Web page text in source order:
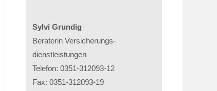
Sylvi Grundig
Beraterin Versicherungs­
dienstleistungen
Telefon: 0351-312093-12
Fax: 0351-312093-19